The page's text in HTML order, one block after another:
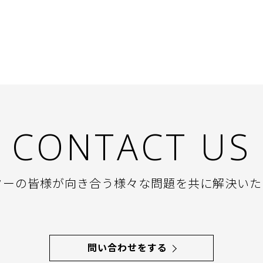
CONTACT US
の皆様が向き合う様々な問題を共に解決い
問い合わせをする